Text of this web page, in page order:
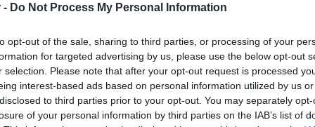
- Do Not Process My Personal Information
opt-out of the sale, sharing to third parties, or processing of your
for targeted advertising by us, please use the below opt-out
selection. Please note that after your opt-out request is processed
interest-based ads based on personal information utilized by us
to third parties prior to your opt-out. You may separately
of your personal information by third parties on the IAB’s list of
της Αγίας Παρασκευής στο νησί
βρίσκονταν πολύ περισσότεροι από
των μέτρων περιορισμού της